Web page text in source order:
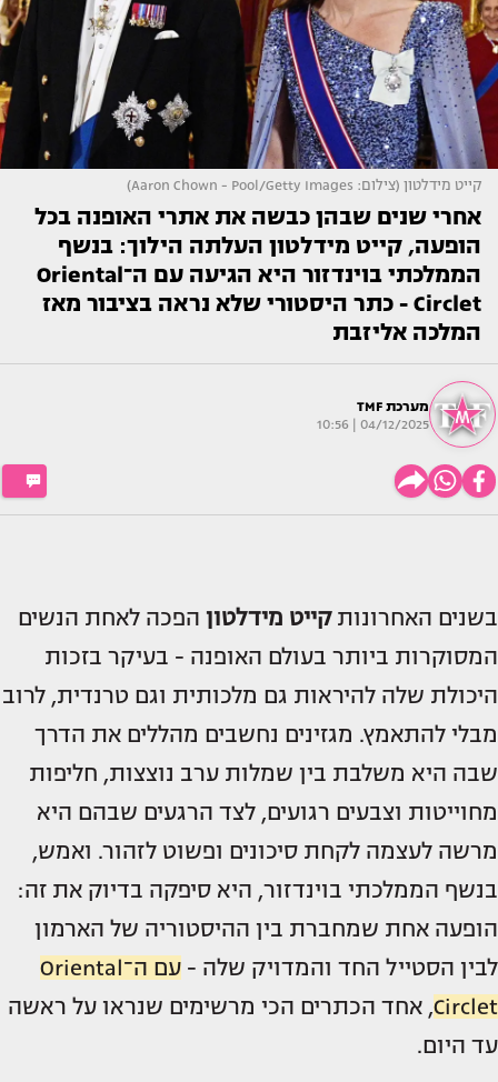
קייט מידלטון (צילום: Aaron Chown - Pool/Getty Images)
אחרי שנים שבהן כבשה את אתרי האופנה בכל
הופעה, קייט מידלטון העלתה הילוך: בנשף
הממלכתי בוינדזור היא הגיעה עם ה־Oriental
Circlet - כתר היסטורי שלא נראה בציבור מאז
המלכה אליזבת
מערכת TMF
04/12/2025 | 10:56
בשנים האחרונותקייט מידלטון הפכה לאחת הנשים
המסוקרות ביותר בעולם האופנה - בעיקר בזכות
היכולת שלה להיראות גם מלכותית וגם טרנדית, לרוב
מבלי להתאמץ. מגזינים נחשבים מהללים את הדרך
שבה היא משלבת בין שמלות ערב נוצצות, חליפות
מחוייטות וצבעים רגועים, לצד הרגעים שבהם היא
מרשה לעצמה לקחת סיכונים ופשוט לזהור. ואמש,
בנשף הממלכתי בוינדזור, היא סיפקה בדיוק את זה:
הופעה אחת שמחברת בין ההיסטוריה של הארמון
לבין הסטייל החד והמדויק שלה -
עם ה־Oriental
Circlet, אחד הכתרים הכי מרשימים שנראו על ראשה
עד היום.